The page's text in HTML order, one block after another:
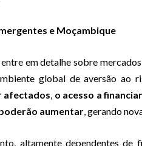
e Moçambique
em detalhe sobre
global de aversão ao
afectados, o acesso a
aumentar, gerando
altamente dependentes de